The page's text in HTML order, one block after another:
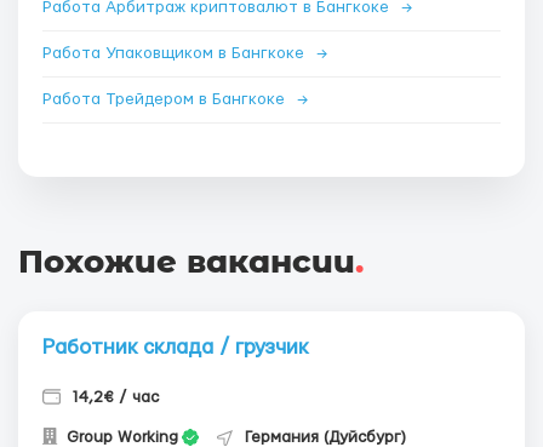
Работа Арбитраж криптовалют в Бангкоке →
Работа Упаковщиком в Бангкоке →
Работа Трейдером в Бангкоке →
Похожие вакансии.
Работник склада / грузчик
14,2€ / час
Group Working Германия (Дуйсбург)